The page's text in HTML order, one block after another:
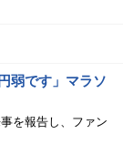
弱です」マラソ
を報告し、ファン